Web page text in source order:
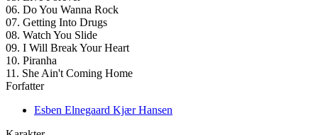
06. Do You Wanna Rock
07. Getting Into Drugs
08. Watch You Slide
09. I Will Break Your Heart
10. Piranha
11. She Ain't Coming Home
Forfatter
Esben Elnegaard Kjær Hansen